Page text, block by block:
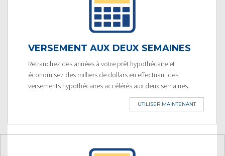
VERSEMENT AUX DEUX SEMAINES
Retranchez des années à votre prêt hypothécaire et
économisez des milliers de dollars en effectuant des
versements hypothécaires accélérés aux deux semaines.
UTILISER MAINTENANT